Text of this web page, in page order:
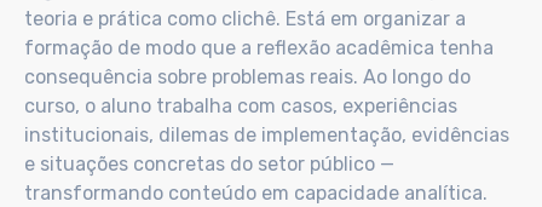
teoria e prática como clichê. Está em organizar a
formação de modo que a reflexão acadêmica tenha
consequência sobre problemas reais. Ao longo do
curso, o aluno trabalha com casos, experiências
institucionais, dilemas de implementação, evidências
e situações concretas do setor público —
transformando conteúdo em capacidade analítica.